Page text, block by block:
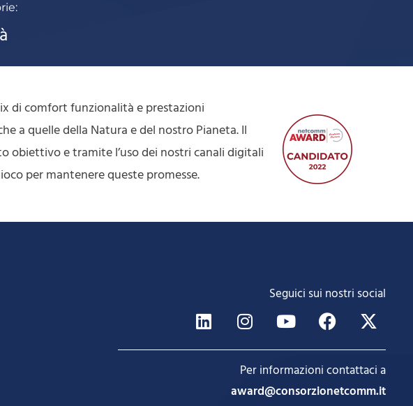
di comfort funzionalità e prestazioni
a quelle della Natura e del nostro Pianeta. Il
obiettivo e tramite l’uso dei nostri canali digitali
per mantenere queste promesse.
Seguici sui nostri social
Per informazioni contattaci a
award@consorzionetcomm.it